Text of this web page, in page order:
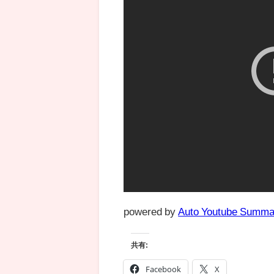
powered by Auto Youtube
共有:
Facebook X